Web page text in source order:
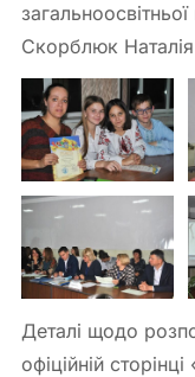
Скорблюк
Деталі щодо
офіційній